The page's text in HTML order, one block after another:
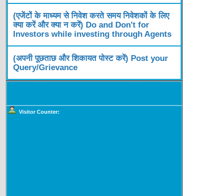
(एजेंटों के माध्यम से निवेश करते समय निवेशकों के लिए
क्या करें और क्या न करें) Do and Don't for
Investors while investing through Agents
(अपनी पूछताछ और शिकायत पोस्ट करें) Post your
Query/Grievance
Visitor Counter: